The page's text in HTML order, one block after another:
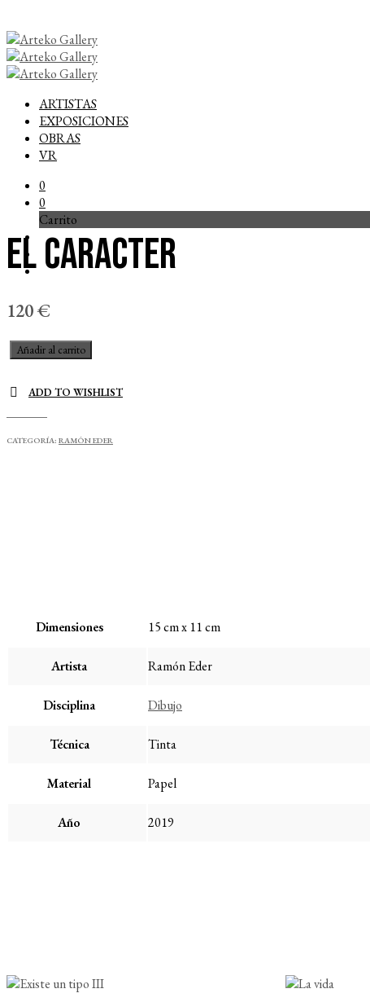
ARTISTAS
EXPOSICIONES
OBRAS
VR
0
0
Carrito
El caracter
120€
Añadir al carrito
ADD TO WISHLIST
CATEGORÍA: RAMÓN EDER
Dimensiones 15 cm x 11 cm
Artista Ramón Eder
Disciplina Dibujo
Técnica Tinta
Material Papel
Año 2019